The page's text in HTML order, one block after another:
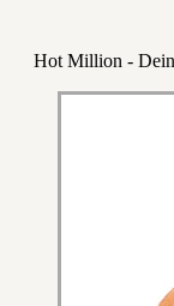
Hot Million - Dein